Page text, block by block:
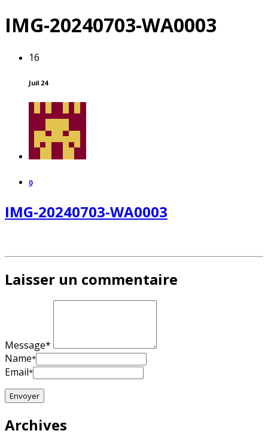
IMG-20240703-WA0003
16
Juil 24
0
IMG-20240703-WA0003
Laisser un commentaire
Message*
Name*
Email*
Archives